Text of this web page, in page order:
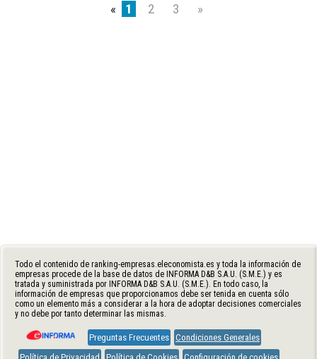
« 1 2 3 »
Todo el contenido de ranking-empresas.eleconomista.es y toda la información de
empresas procede de la base de datos de INFORMA D&B S.A.U. (S.M.E.) y es
tratada y suministrada por INFORMA D&B S.A.U. (S.M.E.). En todo caso, la
información de empresas que proporcionamos debe ser tenida en cuenta sólo
como un elemento más a considerar a la hora de adoptar decisiones comerciales
y no debe por tanto determinar las mismas.
Preguntas Frecuentes Condiciones Generales